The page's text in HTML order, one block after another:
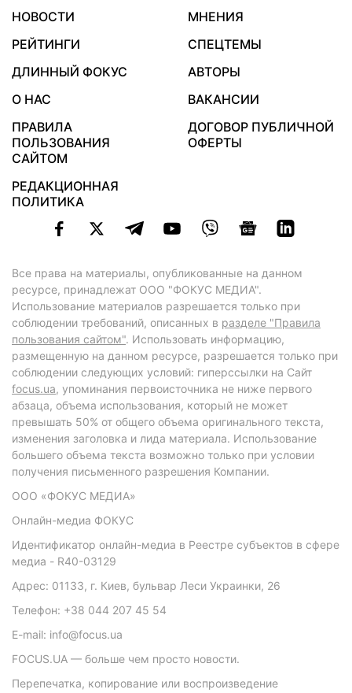
НОВОСТИ
МНЕНИЯ
РЕЙТИНГИ
СПЕЦТЕМЫ
ДЛИННЫЙ ФОКУС
АВТОРЫ
О НАС
ВАКАНСИИ
ПРАВИЛА
ПОЛЬЗОВАНИЯ
САЙТОМ
ДОГОВОР ПУБЛИЧНОЙ
ОФЕРТЫ
РЕДАКЦИОННАЯ
ПОЛИТИКА
Все права на материалы, опубликованные на данном
ресурсе, принадлежат ООО "ФОКУС МЕДИА".
Использование материалов разрешается только при
соблюдении требований, описанных в разделе "Правила
пользования сайтом". Использовать информацию,
размещенную на данном ресурсе, разрешается только при
соблюдении следующих условий: гиперссылки на Сайт
focus.ua, упоминания первоисточника не ниже первого
абзаца, объема использования, который не может
превышать 50% от общего объема оригинального текста,
изменения заголовка и лида материала. Использование
большего объема текста возможно только при условии
получения письменного разрешения Компании.
ООО «ФОКУС МЕДИА»
Онлайн-медиа ФОКУС
Идентификатор онлайн-медиа в Реестре субъектов в сфере
медиа - R40-03129
Адрес: 01133, г. Киев, бульвар Леси Украинки, 26
Телефон: +38 044 207 45 54
E-mail: info@focus.ua
FOCUS.UA — больше чем просто новости.
Перепечатка, копирование или воспроизведение